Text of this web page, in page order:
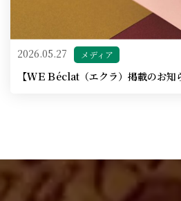
2026.05.27 メディア
【ＷＥＢéclat（エクラ）掲載のお知